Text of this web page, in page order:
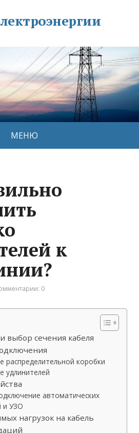
МЕНЮ
к
0
выбор сечения кабеля
распределительной коробки
удлинителей
автоматических
и УЗО
нагрузок на кабель